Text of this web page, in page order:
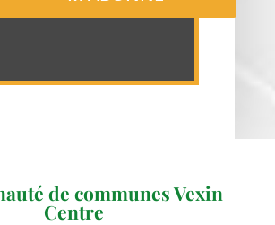
de communes Vexin
Centre